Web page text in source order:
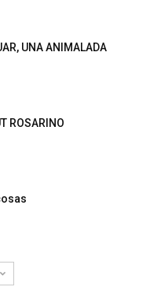
UNA ANIMALADA
ROSARINO